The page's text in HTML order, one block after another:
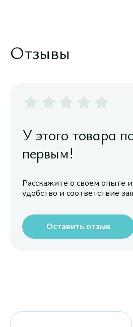
Отзывы
У этого товара
первым!
Расскажите о своем опыте
удобство и соответствие
Оставить отзыв